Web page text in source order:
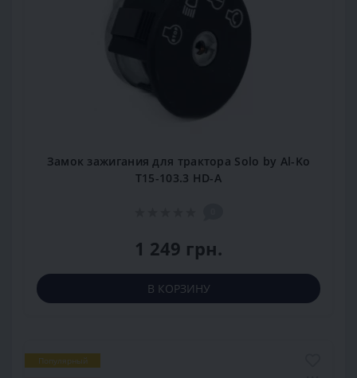
Замок зажигания для трактора Solo by Al-Ko
T15-103.3 HD-A
1 249 грн.
В КОРЗИНУ
Популярный